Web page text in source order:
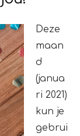
Deze
maan
d
(janua
ri 2021)
kun je
gebrui